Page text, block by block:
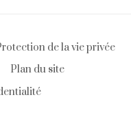
de la vie privée
Plan du site